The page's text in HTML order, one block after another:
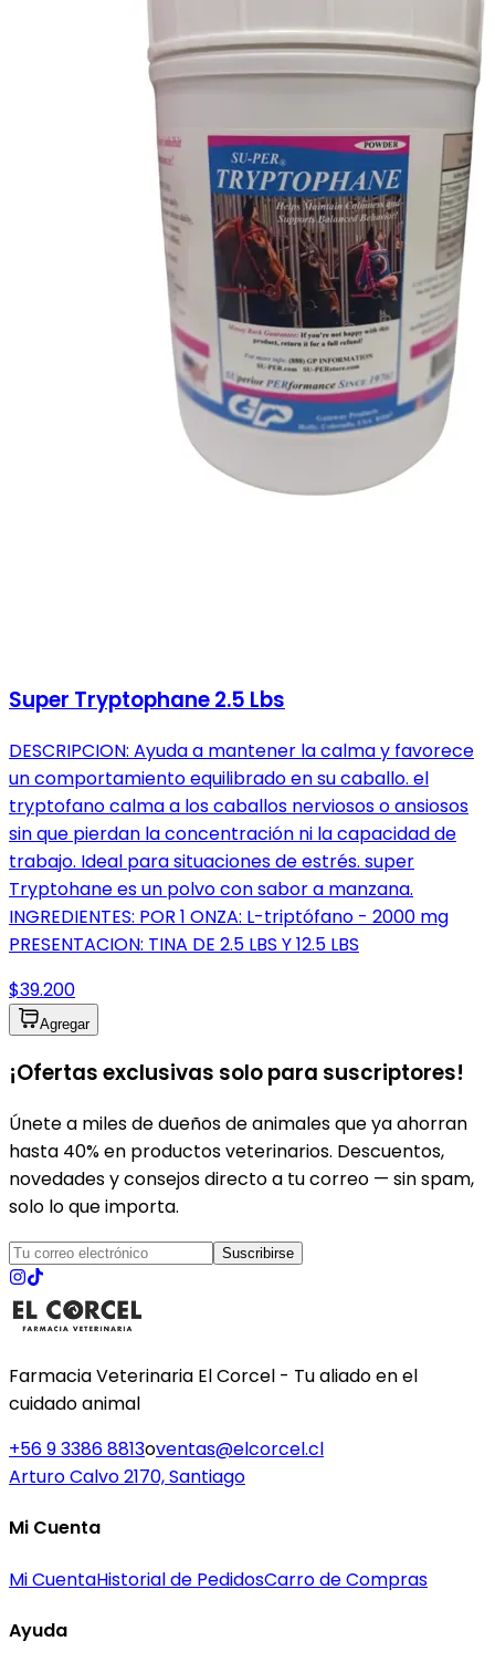
Super Tryptophane 2.5 Lbs
DESCRIPCION: Ayuda a mantener la calma y favorece
un comportamiento equilibrado en su caballo. el
tryptofano calma a los caballos nerviosos o ansiosos
sin que pierdan la concentración ni la capacidad de
trabajo. Ideal para situaciones de estrés. super
Tryptohane es un polvo con sabor a manzana.
INGREDIENTES: POR 1 ONZA: L-triptófano - 2000 mg
PRESENTACION: TINA DE 2.5 LBS Y 12.5 LBS
$39.200
Agregar
¡Ofertas exclusivas solo para suscriptores!
Únete a miles de dueños de animales que ya ahorran
hasta 40% en productos veterinarios. Descuentos,
novedades y consejos directo a tu correo — sin spam,
solo lo que importa.
Suscribirse
Farmacia Veterinaria El Corcel - Tu aliado en el
cuidado animal
+56 9 3386 8813oventas@elcorcel.cl
Arturo Calvo 2170, Santiago
Mi Cuenta
Mi CuentaHistorial de PedidosCarro de Compras
Ayuda